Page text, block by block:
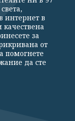
интернет в
за
от
помогнете
да сте